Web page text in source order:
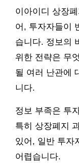
이아이디 상장
어, 투자자들이
습니다. 정보의
위한 전략은 무
될 여러 난관에
니다.
정보 부족은 투
특히 상장폐지
있어, 일반 투자
어렵습니다.